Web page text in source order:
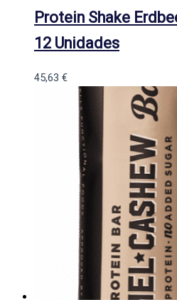
Protein Shake
12 Unidades
45,63 €